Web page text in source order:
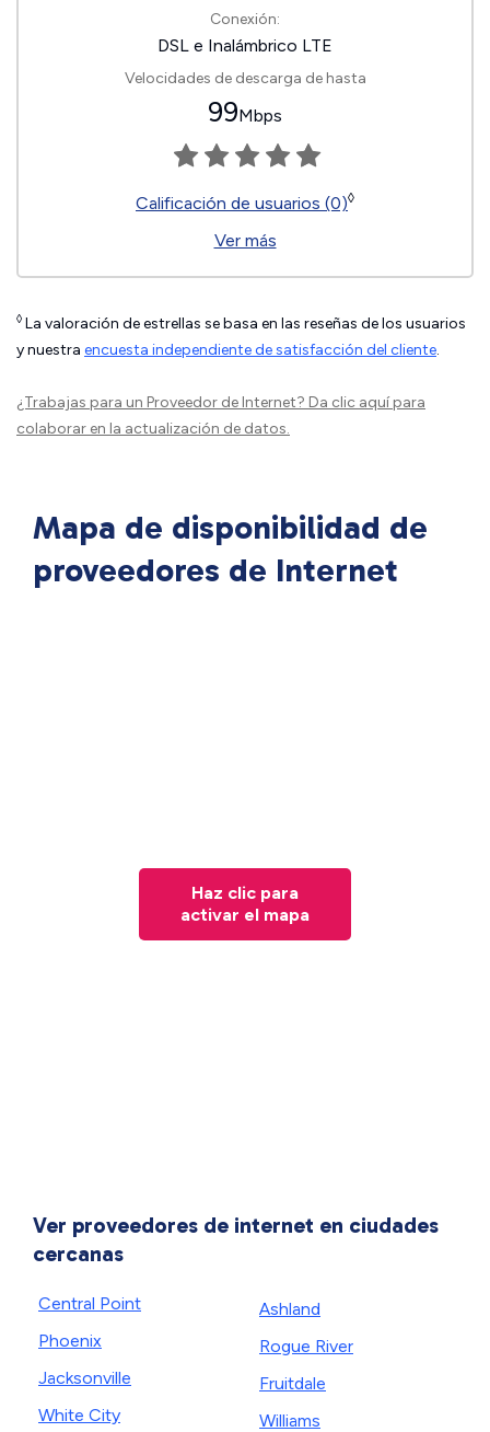
Conexión:
DSL e Inalámbrico LTE
Velocidades de descarga de hasta
99Mbps
Calificación de usuarios (0)◊
Ver más
◊ La valoración de estrellas se basa en las reseñas de los usuarios
y nuestra encuesta independiente de satisfacción del cliente.
¿Trabajas para un Proveedor de Internet? Da clic aquípara
colaborar en la actualización de datos.
Mapa de disponibilidad de
proveedores de Internet
Haz clic para
activar el mapa
Ver proveedores de internet en ciudades
cercanas
Central Point
Phoenix
Jacksonville
White City
Ashland
Rogue River
Fruitdale
Williams